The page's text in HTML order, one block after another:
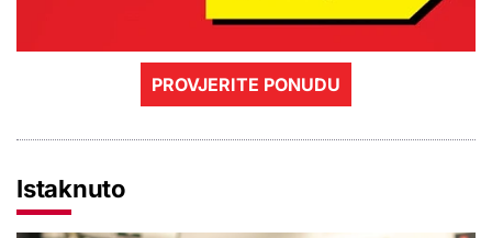
PROVJERITE PONUDU
Istaknuto